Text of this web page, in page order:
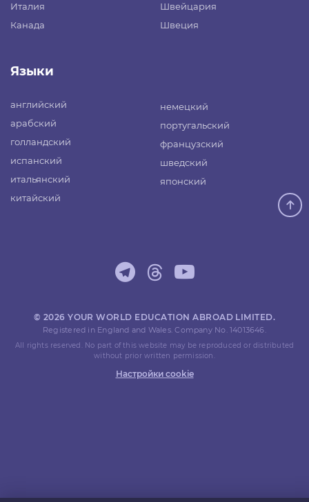
Италия
Канада
Швейцария
Швеция
Языки
английский
арабский
голландский
испанский
итальянский
китайский
немецкий
португальский
французский
шведский
японский
© 2026 YOUR WORLD EDUCATION ABROAD LIMITED.
Registered in England and Wales. Company No. 14013646.
All rights reserved. No part of this website may be reproduced or distributed
without prior written permission.
Настройки cookie